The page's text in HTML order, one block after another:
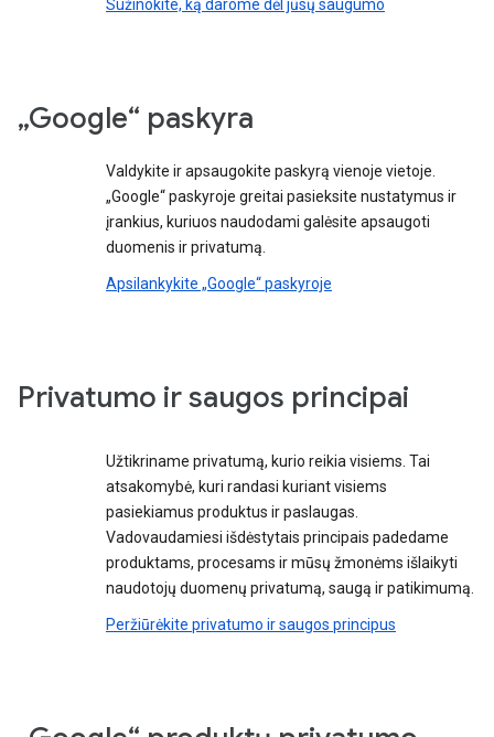
Sužinokite, ką darome dėl jūsų saugumo
„Google“ paskyra
Valdykite ir apsaugokite paskyrą vienoje vietoje.
„Google“ paskyroje greitai pasieksite nustatymus ir
įrankius, kuriuos naudodami galėsite apsaugoti
duomenis ir privatumą.
Apsilankykite „Google“ paskyroje
Privatumo ir saugos principai
Užtikriname privatumą, kurio reikia visiems. Tai
atsakomybė, kuri randasi kuriant visiems
pasiekiamus produktus ir paslaugas.
Vadovaudamiesi išdėstytais principais padedame
produktams, procesams ir mūsų žmonėms išlaikyti
naudotojų duomenų privatumą, saugą ir patikimumą.
Peržiūrėkite privatumo ir saugos principus